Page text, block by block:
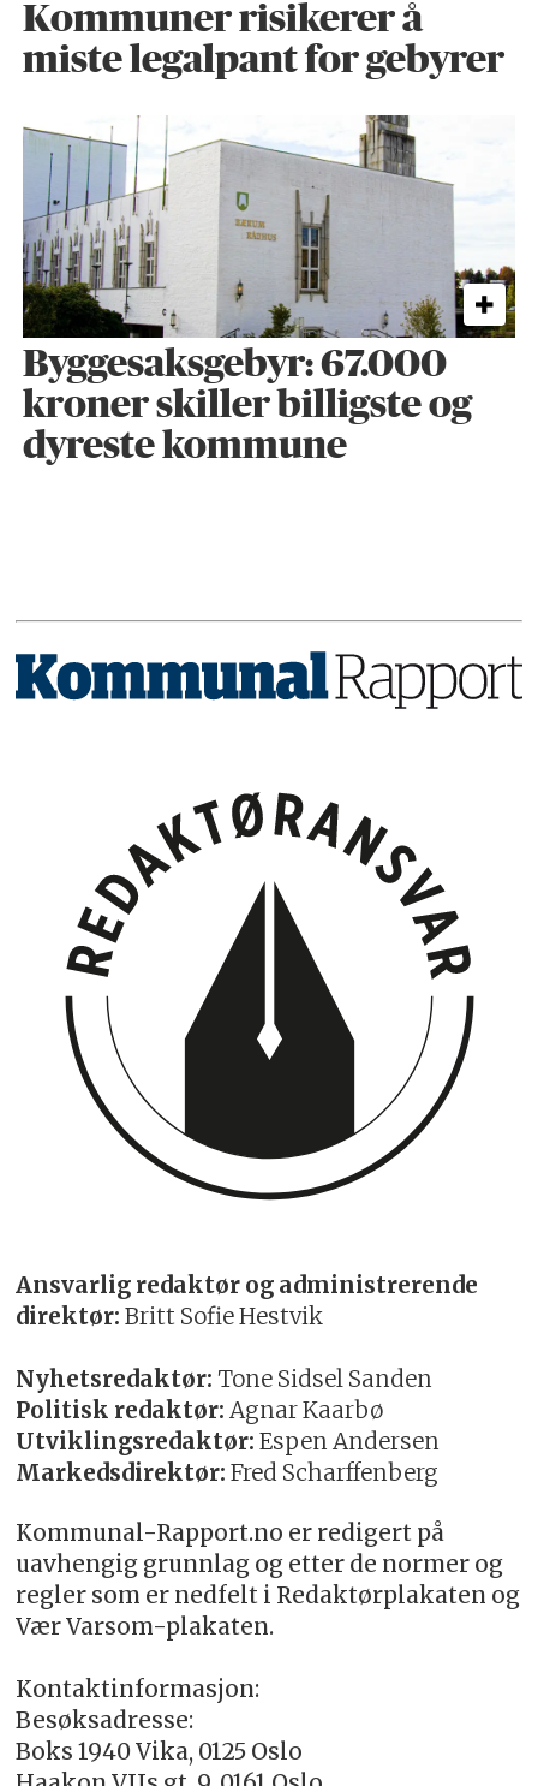
Kommuner risikerer å
miste legalpant for gebyrer
Byggesaks­gebyr: 67.000
kroner skiller billigste og
dyreste kommune
Ansvarlig redaktør og administrerende
direktør: Britt Sofie Hestvik
Nyhetsredaktør: Tone Sidsel Sanden
Politisk redaktør: Agnar Kaarbø
Utviklingsredaktør: Espen Andersen
Markedsdirektør: Fred Scharffenberg
Kommunal-Rapport.no er redigert på
uavhengig grunnlag og etter de normer og
regler som er nedfelt i Redaktørplakaten og
Vær Varsom-plakaten.
Kontaktinformasjon:
Besøksadresse:
Boks 1940 Vika, 0125 Oslo